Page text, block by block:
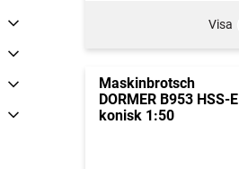
Visa
Maskinbrotsch
DORMER B953 HSS-E
konisk 1:50